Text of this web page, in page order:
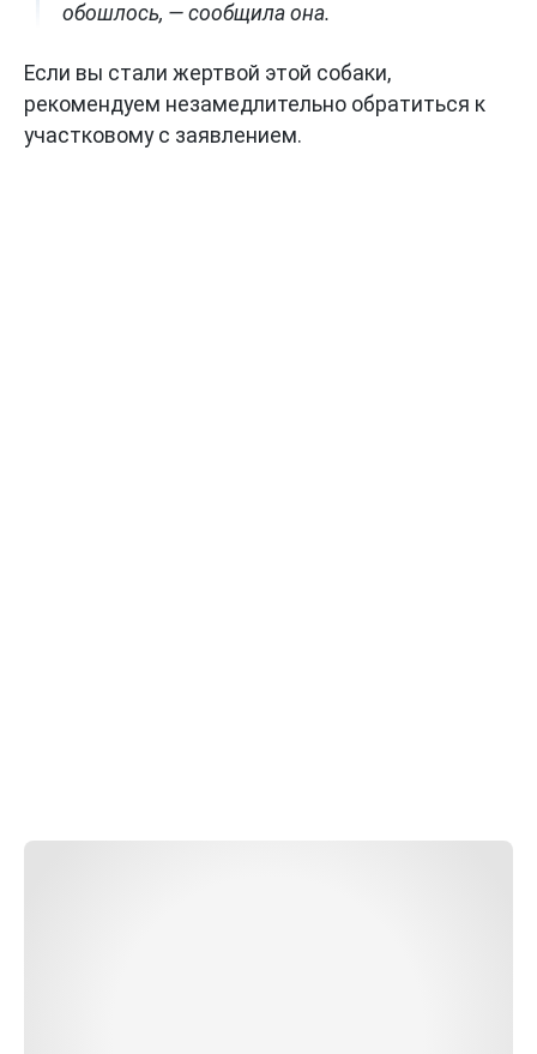
обошлось, — сообщила она.
Если вы стали жертвой этой собаки,
рекомендуем незамедлительно обратиться к
участковому с заявлением.